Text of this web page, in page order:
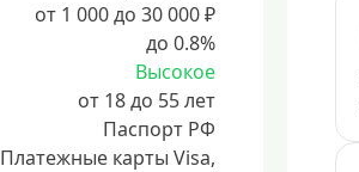
от 1 000 до 30 000 ₽
до 0.8%
Высокое
от 18 до 55 лет
Паспорт РФ
Платежные карты Visa,